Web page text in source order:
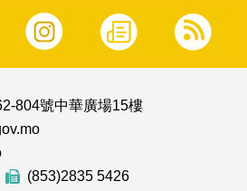
804號中華廣場15樓
(853)2835 5426